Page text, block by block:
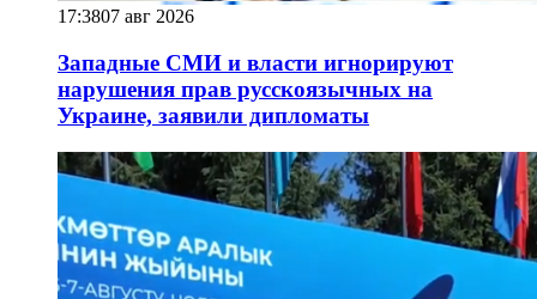
17:3807 авг 2026
Западные СМИ и власти игнорируют
нарушения прав русскоязычных на
Украине, заявили дипломаты